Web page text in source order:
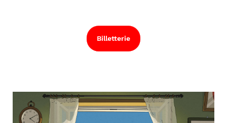
Billetterie